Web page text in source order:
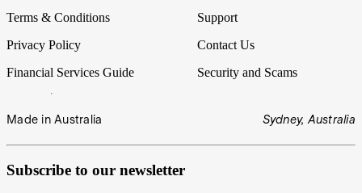
Terms & Conditions
Privacy Policy
Financial Services Guide
Support
Contact Us
Security and Scams
Made in Australia Sydney, Australia
Subscribe to our newsletter